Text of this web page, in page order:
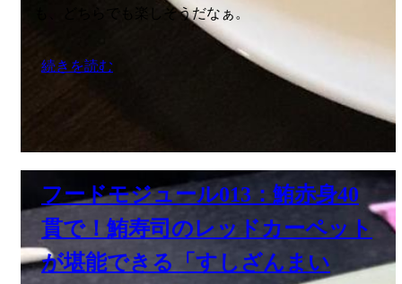
も、どちらでも楽しそうだなぁ。
続きを読む
フードモジュール013：鮪赤身40
貫で！鮪寿司のレッドカーペット
が堪能できる「すしざんまい